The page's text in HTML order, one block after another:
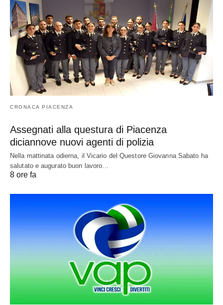
CRONACA PIACENZA
Assegnati alla questura di Piacenza
diciannove nuovi agenti di polizia
Nella mattinata odierna, il Vicario del Questore Giovanna Sabato ha
salutato e augurato buon lavoro…
8 ore fa